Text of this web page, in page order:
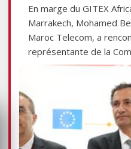
En marge du GITEX
Marrakech, Mohamed
Maroc Telecom, a
représentante de la